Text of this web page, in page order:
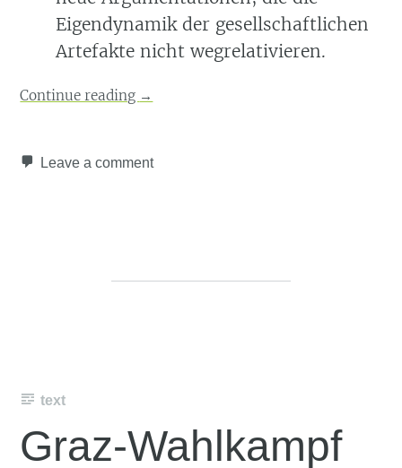
Eigendynamik der gesellschaftlichen
Artefakte nicht wegrelativieren.
Continue reading →
Leave a comment
text
Graz-Wahlkampf